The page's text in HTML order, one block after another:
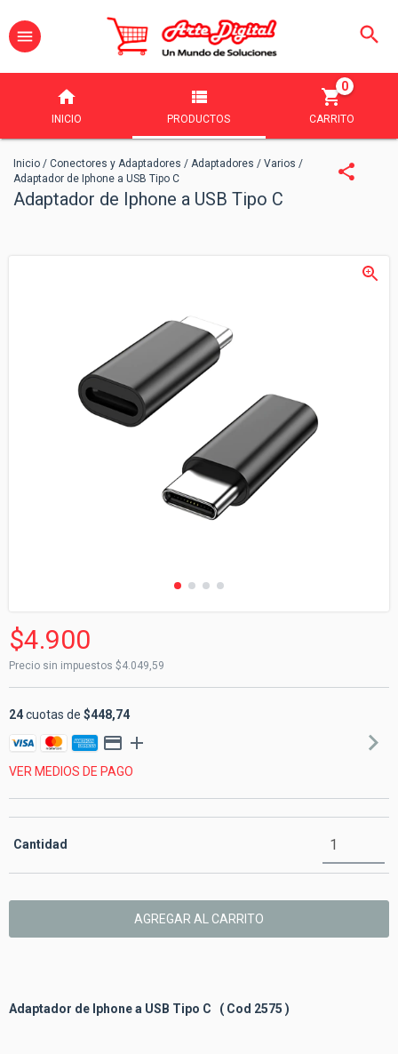
INICIO PRODUCTOS CARRITO
0
Inicio / Conectores y Adaptadores / Adaptadores / Varios /
Adaptador de Iphone a USB Tipo C
Adaptador de Iphone a USB Tipo C
$4.900
Precio sin impuestos $4.049,59
24cuotas de $448,74
VER MEDIOS DE PAGO
Cantidad
Adaptador de Iphone a USB Tipo C ( Cod 2575 )